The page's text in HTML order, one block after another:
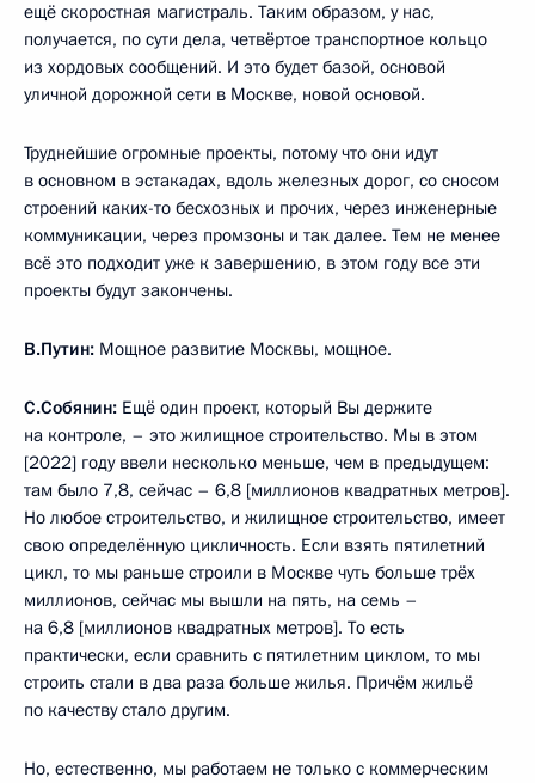
ещё скоростная магистраль. Таким образом, у нас,
получается, по сути дела, четвёртое транспортное кольцо
из хордовых сообщений. И это будет базой, основой
уличной дорожной сети в Москве, новой основой.
Труднейшие огромные проекты, потому что они идут
в основном в эстакадах, вдоль железных дорог, со сносом
строений каких-то бесхозных и прочих, через инженерные
коммуникации, через промзоны и так далее. Тем не менее
всё это подходит уже к завершению, в этом году все эти
проекты будут закончены.
В.Путин: Мощное развитие Москвы, мощное.
С.Собянин: Ещё один проект, который Вы держите
на контроле, – это жилищное строительство. Мы в этом
[2022] году ввели несколько меньше, чем в предыдущем:
там было 7,8, сейчас – 6,8 [миллионов квадратных метров].
Но любое строительство, и жилищное строительство, имеет
свою определённую цикличность. Если взять пятилетний
цикл, то мы раньше строили в Москве чуть больше трёх
миллионов, сейчас мы вышли на пять, на семь –
на 6,8 [миллионов квадратных метров]. То есть
практически, если сравнить с пятилетним циклом, то мы
строить стали в два раза больше жилья. Причём жильё
по качеству стало другим.
Но, естественно, мы работаем не только с коммерческим